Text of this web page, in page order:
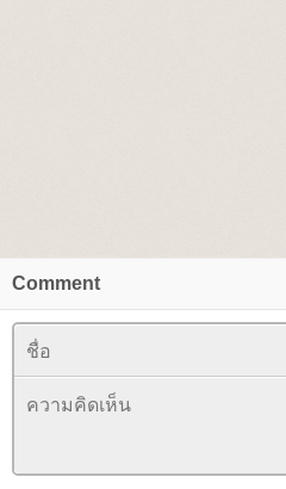
Comment